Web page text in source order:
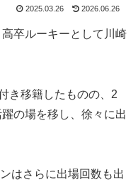
2025.03.26 2026.06.26
卒ルーキーとして川崎
き移籍したものの、2
の場を移し、徐々に出
はさらに出場回数も出